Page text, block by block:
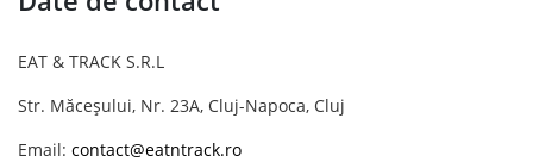
EAT & TRACK S.R.L
Str. Măceșului, Nr. 23A, Cluj-Napoca, Cluj
Email: contact@eatntrack.ro